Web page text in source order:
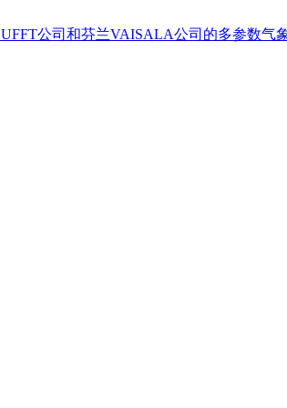
公司和芬兰VAISALA公司的多参数气